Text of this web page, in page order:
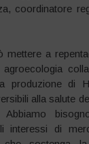
coordinatore
mettere a
produzione di
alla salute
interessi di